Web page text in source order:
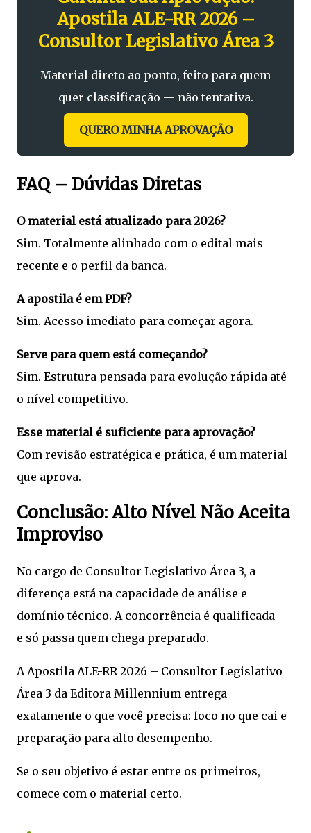
Apostila ALE-RR 2026 –
Consultor Legislativo Área 3
Material direto ao ponto, feito para quem
quer classificação — não tentativa.
QUERO MINHA APROVAÇÃO
FAQ – Dúvidas Diretas
O material está atualizado para 2026?
Sim. Totalmente alinhado com o edital mais
recente e o perfil da banca.
A apostila é em PDF?
Sim. Acesso imediato para começar agora.
Serve para quem está começando?
Sim. Estrutura pensada para evolução rápida até
o nível competitivo.
Esse material é suficiente para aprovação?
Com revisão estratégica e prática, é um material
que aprova.
Conclusão: Alto Nível Não Aceita
Improviso
No cargo de Consultor Legislativo Área 3, a
diferença está na capacidade de análise e
domínio técnico. A concorrência é qualificada —
e só passa quem chega preparado.
A Apostila ALE-RR 2026 – Consultor Legislativo
Área 3 da Editora Millennium entrega
exatamente o que você precisa: foco no que cai e
preparação para alto desempenho.
Se o seu objetivo é estar entre os primeiros,
comece com o material certo.